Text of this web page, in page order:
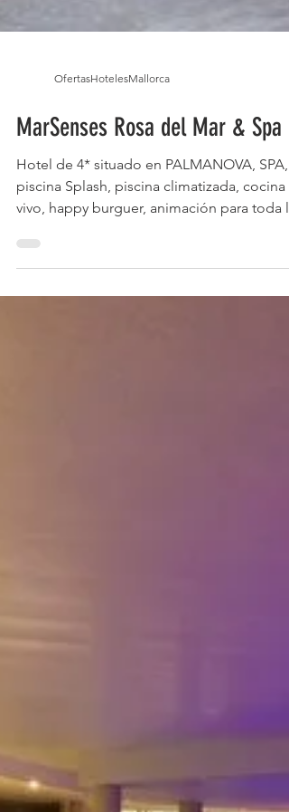
OfertasHotelesMallorca
MarSenses Rosa del Mar & Spa
Hotel de 4* situado en PALMANOVA, SPA,
piscina Splash, piscina climatizada, cocina
vivo, happy burguer, animación para toda la
familia. Verano 2026 sin estancia mínima.